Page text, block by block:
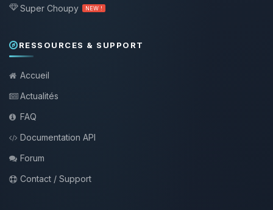
Super Choupy NEW !
RESSOURCES & SUPPORT
Accueil
Actualités
FAQ
Documentation API
Forum
Contact / Support